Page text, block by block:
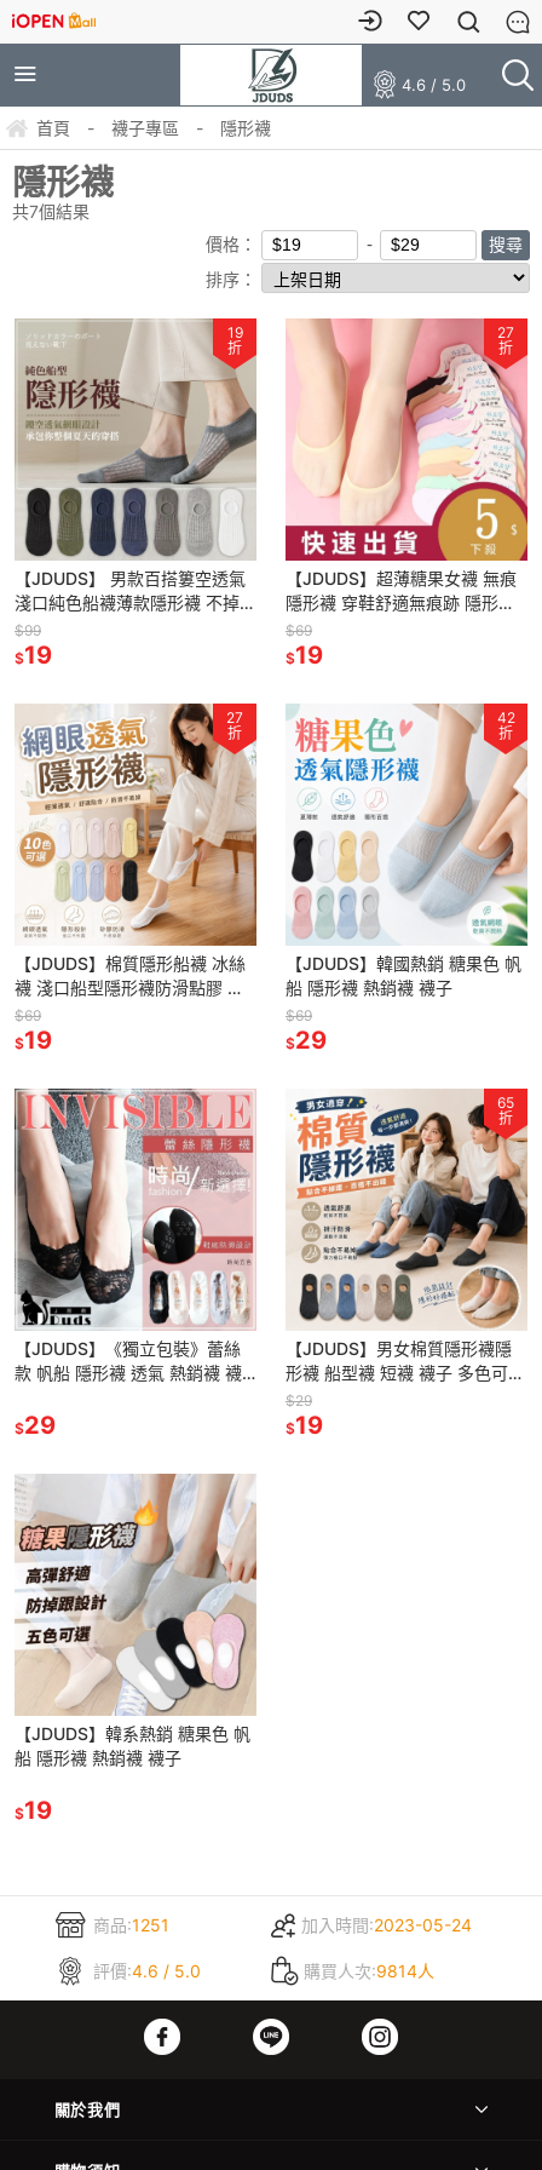
4.6 / 5.0
首頁 - 襪子專區 - 隱形襪
隱形襪
共7個結果
價格：
排序：
19
折
【JDUDS】 男款百搭簍空透氣
淺口純色船襪薄款隱形襪 不掉跟
男士隱形襪 襪子
$99
$19
27
折
【JDUDS】超薄糖果女襪 無痕
隱形襪 穿鞋舒適無痕跡 隱形短
襪 襪子 短襪 隱形襪 純色襪
$69
$19
27
折
【JDUDS】棉質隱形船襪 冰絲
襪 淺口船型隱形襪防滑點膠 防
脫落360度矽膠防滑 襪子
$69
$19
42
折
【JDUDS】韓國熱銷 糖果色 帆
船 隱形襪 熱銷襪 襪子
$69
$29
【JDUDS】《獨立包裝》蕾絲
款 帆船 隱形襪 透氣 熱銷襪 襪
$29
65
折
【JDUDS】男女棉質隱形襪隱
形襪 船型襪 短襪 襪子 多色可選
男女皆可穿
$29
$19
【JDUDS】韓系熱銷 糖果色 帆
船 隱形襪 熱銷襪 襪子
$19
商品:1251 加入時間:2023-05-24
評價:4.6 / 5.0 購買人次:9814人
關於我們